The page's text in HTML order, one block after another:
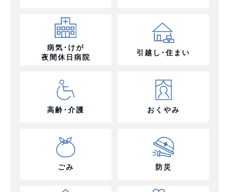
病気･けが
夜間休日病院
引越し･住まい
高齢･介護 おくやみ
ごみ 防災